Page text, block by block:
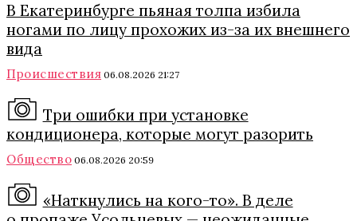
В Екатеринбурге пьяная толпа избила
ногами по лицу прохожих из-за их внешнего
вида
Происшествия 06.08.2026 21:27
Три ошибки при установке
кондиционера, которые могут разорить
Общество 06.08.2026 20:59
«Наткнулись на кого-то». В деле